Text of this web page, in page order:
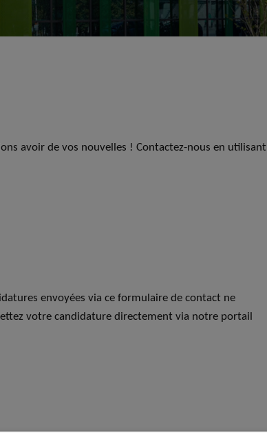
avoir de vos nouvelles ! Contactez-nous en utilisant
envoyées via ce formulaire de contact ne
votre candidature directement via notre portail